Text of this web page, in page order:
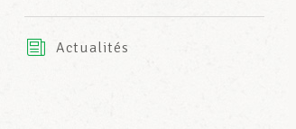
Actualités